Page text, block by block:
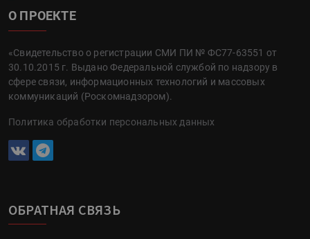
О ПРОЕКТЕ
«Свидетельство о регистрации СМИ ПИ № ФС77-63551 от
30.10.2015 г. Выдано Федеральной службой по надзору в
сфере связи, информационных технологий и массовых
коммуникаций (Роскомнадзором).
Политика обработки персональных данных
ОБРАТНАЯ СВЯЗЬ